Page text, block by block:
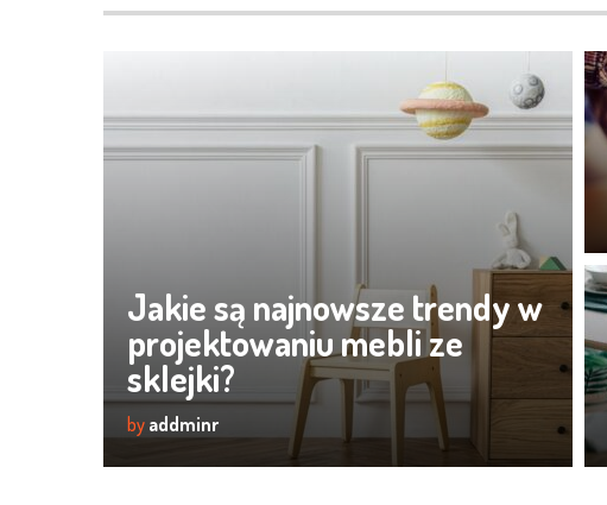
Jakie są najnowsze trendy w
projektowaniu mebli ze
sklejki?
by addminr